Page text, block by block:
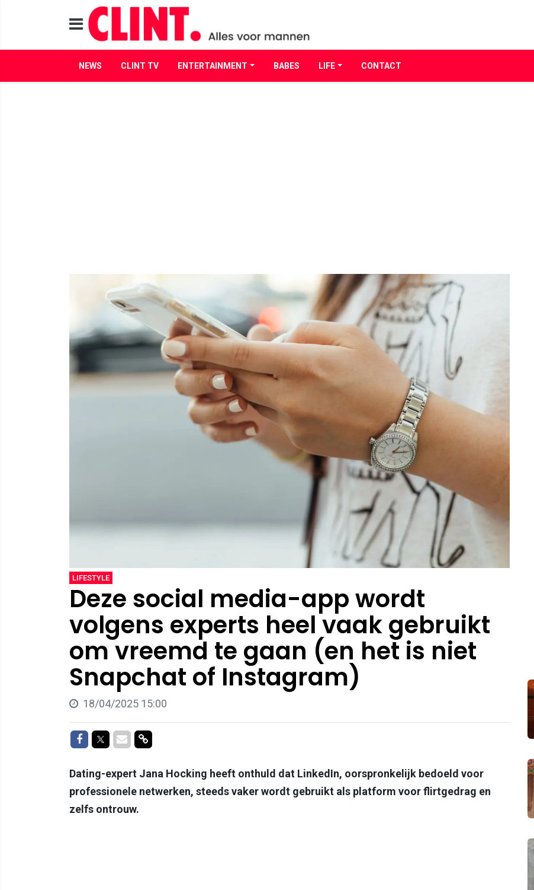
NEWS CLINT TV ENTERTAINMENT BABES LIFE CONTACT
LIFESTYLE
Deze social media-app wordt
volgens experts heel vaak gebruikt
om vreemd te gaan (en het is niet
Snapchat of Instagram)
18/04/2025 15:00
Delen op Facebook
Delen op Twitter
Delen via Mail
Delen via link
Dating-expert Jana Hocking heeft onthuld dat LinkedIn, oorspronkelijk bedoeld voor
professionele netwerken, steeds vaker wordt gebruikt als platform voor flirtgedrag en
zelfs ontrouw.